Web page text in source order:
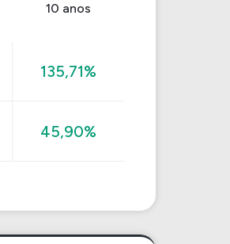
10 anos
135,71%
45,90%